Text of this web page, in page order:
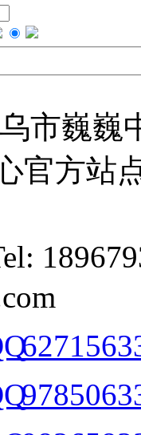
市巍
官方站